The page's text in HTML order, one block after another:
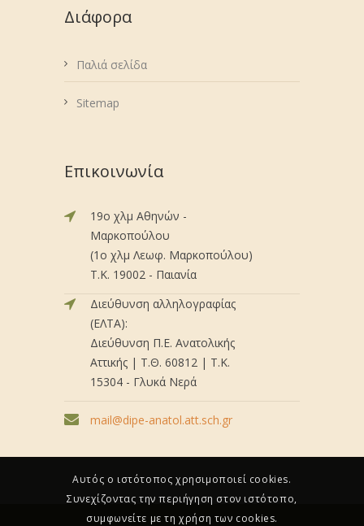
Διάφορα
Παλιά σελίδα
Sitemap
Επικοινωνία
19ο χλμ Αθηνών -
Μαρκοπούλου
(1ο χλμ Λεωφ. Μαρκοπούλου)
Τ.Κ. 19002 - Παιανία
Διεύθυνση αλληλογραφίας
(ΕΛΤΑ):
Διεύθυνση Π.Ε. Ανατολικής
Αττικής | Τ.Θ. 60812 | Τ.Κ.
15304 - Γλυκά Νερά
mail@dipe-anatol.att.sch.gr
Αυτός ο ιστότοπος χρησιμοποιεί cookies.
Συνεχίζοντας την περιήγηση στον ιστότοπο,
συμφωνείτε με τη χρήση των cookies.